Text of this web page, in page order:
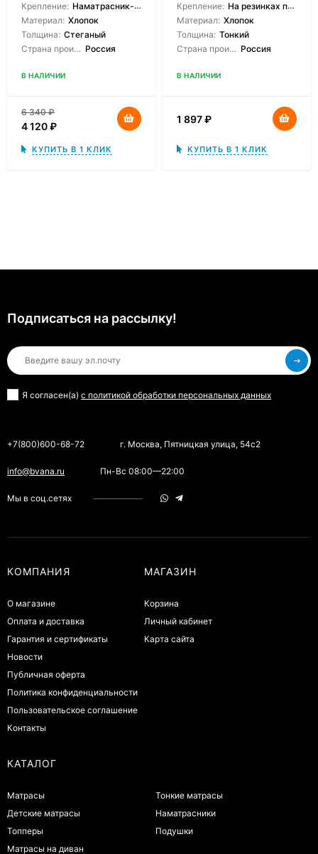
Крепление: Наматрасник-чехол
Материал: Хлопок
Толщина: Стеганый
Страна производитель: Россия
В НАЛИЧИИ
6 340₽
4 120₽
КУПИТЬ В 1 КЛИК
Крепление: На резинках по углам
Материал: Хлопок
Толщина: Тонкий
Страна производитель: Россия
В НАЛИЧИИ
1 897₽
КУПИТЬ В 1 КЛИК
Подписаться на рассылкy!
Я согласен(a) с политикой обработки персональных данных
+7(800)600-68-72 г. Москва, Пятницкая улица, 54с2
info@bvana.ru Пн-Вс 08:00—22:00
Мы в соц.сетях
КОМПАНИЯ
О магазине
Оплата и доставка
Гарантия и сертификаты
Новости
Публичная оферта
Политика конфиденциальности
Пользовательское соглашение
Контакты
МАГАЗИН
Корзина
Личный кабинет
Карта сайта
КАТАЛОГ
Матрасы
Детские матрасы
Топперы
Матрасы на диван
Тонкие матрасы
Наматрасники
Подушки